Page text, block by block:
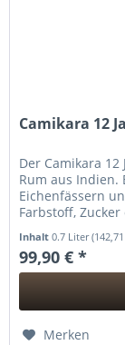
Camikara 12
Der Camikara
Rum aus Indien.
Eichenfässern
Farbstoff,
Inhalt0.7 Liter
99,90 € *
Merken